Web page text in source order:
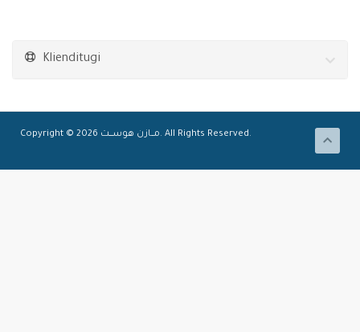
Klienditugi
Copyright © 2026 مـــازن هوســــت. All Rights Reserved.